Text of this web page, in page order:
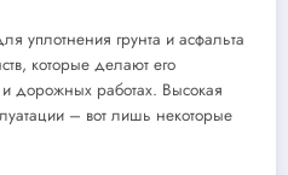
уплотнения грунта и асфальта
которые делают его
дорожных работах. Высокая
– вот лишь некоторые